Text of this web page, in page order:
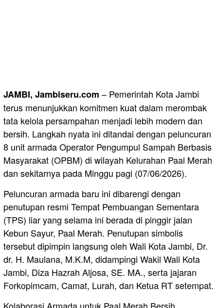
JAMBI, Jambiseru.com – Pemerintah Kota Jambi
terus menunjukkan komitmen kuat dalam merombak
tata kelola persampahan menjadi lebih modern dan
bersih. Langkah nyata ini ditandai dengan peluncuran
8 unit armada Operator Pengumpul Sampah Berbasis
Masyarakat (OPBM) di wilayah Kelurahan Paal Merah
dan sekitarnya pada Minggu pagi (07/06/2026).
Peluncuran armada baru ini dibarengi dengan
penutupan resmi Tempat Pembuangan Sementara
(TPS) liar yang selama ini berada di pinggir jalan
Kebun Sayur, Paal Merah. Penutupan simbolis
tersebut dipimpin langsung oleh Wali Kota Jambi, Dr.
dr. H. Maulana, M.K.M, didampingi Wakil Wali Kota
Jambi, Diza Hazrah Aljosa, SE. MA., serta jajaran
Forkopimcam, Camat, Lurah, dan Ketua RT setempat.